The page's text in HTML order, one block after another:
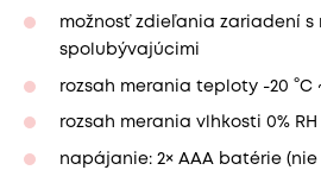
možnosť zdieľania zariadení s
spolubývajúcimi
rozsah merania teploty -20 °C ~
rozsah merania vlhkosti 0% RH
napájanie: 2× AAA batérie